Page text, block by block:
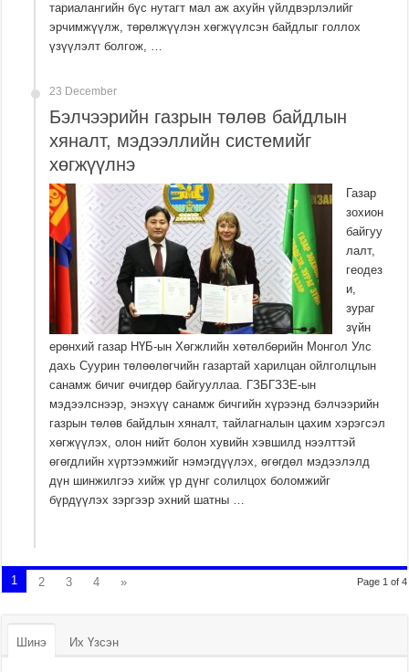
тариалангийн бүс нутагт мал аж ахуйн үйлдвэрлэлийг
эрчимжүүлж, төрөлжүүлэн хөгжүүлсэн байдлыг голлох
үзүүлэлт болгож, …
23 December
Бэлчээрийн газрын төлөв байдлын
хяналт, мэдээллийн системийг
хөгжүүлнэ
Газар
зохион
байгуу
лалт,
геодез
и,
зураг
зүйн
ерөнхий газар НҮБ-ын Хөгжлийн хөтөлбөрийн Монгол Улс
дахь Суурин төлөөлөгчийн газартай харилцан ойлголцлын
санамж бичиг өчигдөр байгууллаа. ГЗБГЗЗЕ-ын
мэдээлснээр, энэхүү санамж бичгийн хүрээнд бэлчээрийн
газрын төлөв байдлын хяналт, тайлагналын цахим хэрэгсэл
хөгжүүлэх, олон нийт болон хувийн хэвшилд нээлттэй
өгөгдлийн хүртээмжийг нэмэгдүүлэх, өгөгдөл мэдээлэлд
дүн шинжилгээ хийж үр дүнг солилцох боломжийг
бүрдүүлэх зэргээр эхний шатны …
Page 1 of 4
1 2 3 4 »
Шинэ Их Үзсэн